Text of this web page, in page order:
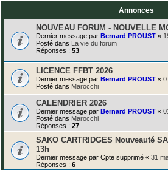
Annonces
NOUVEAU FORUM - NOUVELLE
Dernier message par Bernard PROUST «
Posté dans La vie du forum
Réponses : 53
LICENCE FFBT 2026
Dernier message par Bernard PROUST «
Posté dans Marocchi
CALENDRIER 2026
Dernier message par Bernard PROUST «
Posté dans Marocchi
Réponses : 27
SAKO CARTRIDGES Nouveauté
13h
Dernier message par Cpte supprimé « 31
Réponses : 6